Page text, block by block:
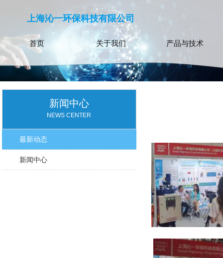
上海沁一环保科技有限公司
首页 关于我们 产品与技术
新闻中心
NEWS CENTER
最新动态
新闻中心